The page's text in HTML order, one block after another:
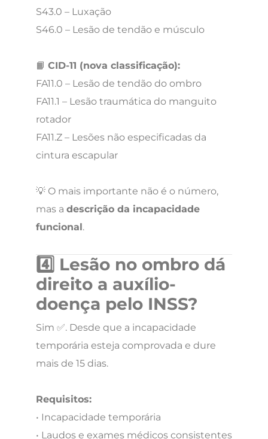
S43.0 – Luxação
S46.0 – Lesão de tendão e músculo
📙 CID-11 (nova classificação):
FA11.0 – Lesão de tendão do ombro
FA11.1 – Lesão traumática do manguito
rotador
FA11.Z – Lesões não especificadas da
cintura escapular
💡 O mais importante não é o número,
mas a descrição da incapacidade
funcional.
4️⃣ Lesão no ombro dá
direito a auxílio-
doença pelo INSS?
Sim ✅. Desde que a incapacidade
temporária esteja comprovada e dure
mais de 15 dias.
Requisitos:
• Incapacidade temporária
• Laudos e exames médicos consistentes